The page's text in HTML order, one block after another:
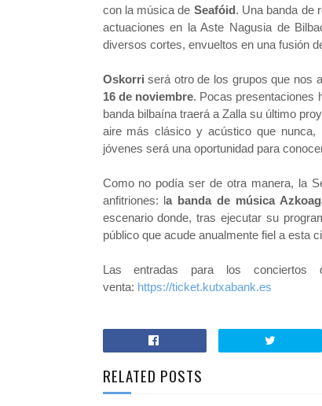
con la música de Seafóid. Una banda de
actuaciones en la Aste Nagusia de
diversos cortes, envueltos en una fusión
Oskorri será otro de los grupos que nos
16 de noviembre. Pocas presentaciones
banda bilbaína traerá a Zalla su último
aire más clásico y acústico que
jóvenes será una oportunidad para
Como no podía ser de otra manera, la
anfitriones: la banda de música
escenario donde, tras ejecutar su
público que acude anualmente fiel a esta
Las entradas para los
venta: https://ticket.kutxabank.es
RELATED POSTS